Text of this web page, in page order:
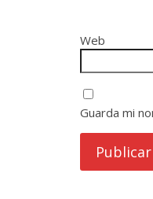
Web
Guarda mi